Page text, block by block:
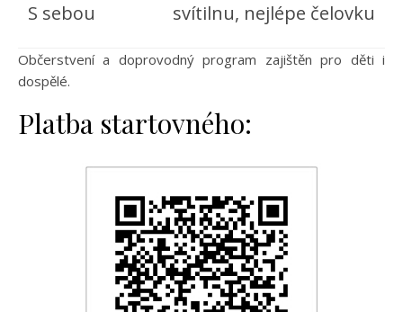
S sebou
svítilnu, nejlépe čelovku
Občerstvení a doprovodný program zajištěn pro děti i
dospělé.
Platba startovného: